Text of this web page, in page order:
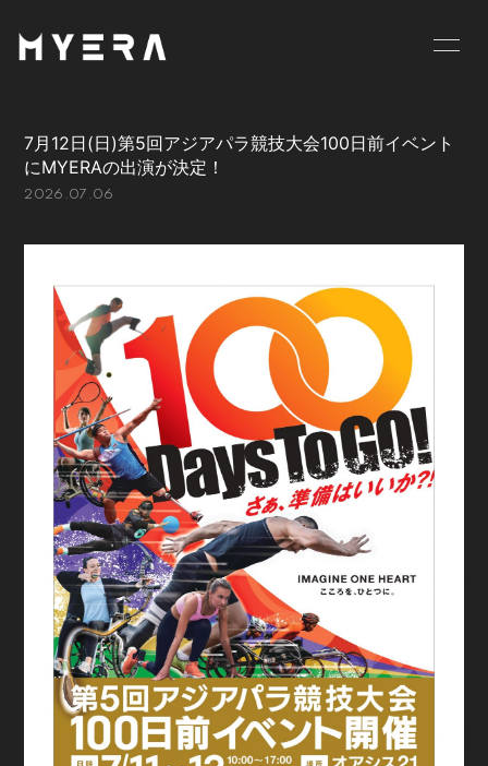
SCHEDULE PROFILE
MOVIE RADIO
PHOTO
お仕事のご依頼等は
こちら
会員登録 ログイン
7月12日(日)第5回アジアパラ競技大会100日前イベント
にMYERAの出演が決定！
2026.07.06